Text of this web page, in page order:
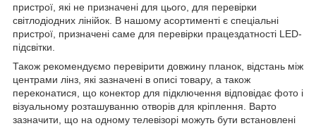
пристрої, які не призначені для цього, для перевірки
світлодіодних лінійок. В нашому асортименті є спеціальні
пристрої, призначені саме для перевірки працездатності LED-
підсвітки.
Також рекомендуємо перевірити довжину планок, відстань між
центрами лінз, які зазначені в описі товару, а також
переконатися, що конектор для підключення відповідає фото і
візуальному розташуванню отворів для кріплення. Варто
зазначити, що на одному телевізорі можуть бути встановлені